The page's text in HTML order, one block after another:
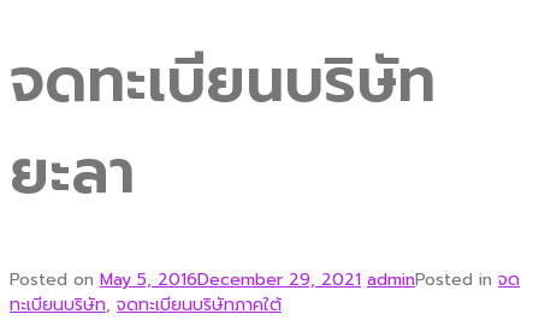
จดทะเบียนบริษัท
ยะลา
Posted on May 5, 2016December 29, 2021 adminPosted in จด
ทะเบียนบริษัท, จดทะเบียนบริษัทภาคใต้